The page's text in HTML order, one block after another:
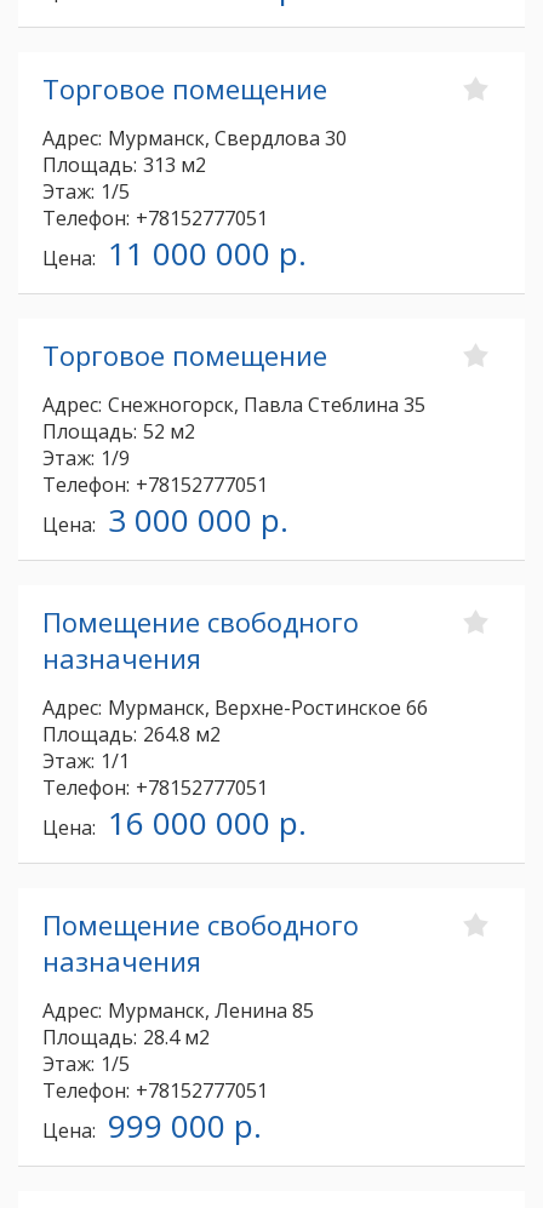
Торговое помещение
Адрес: Мурманск, Свердлова 30
Площадь: 313 м2
Этаж: 1/5
Телефон: +78152777051
Цена: 11 000 000 р.
Торговое помещение
Адрес: Снежногорск, Павла Стеблина 35
Площадь: 52 м2
Этаж: 1/9
Телефон: +78152777051
Цена: 3 000 000 р.
Помещение свободного
назначения
Адрес: Мурманск, Верхне-Ростинское 66
Площадь: 264.8 м2
Этаж: 1/1
Телефон: +78152777051
Цена: 16 000 000 р.
Помещение свободного
назначения
Адрес: Мурманск, Ленина 85
Площадь: 28.4 м2
Этаж: 1/5
Телефон: +78152777051
Цена: 999 000 р.